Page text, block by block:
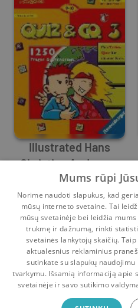
Illustrated Hans
Christian Andersen
Hans Christian Andersen
0 0
1
Pradinis Krepšelis
Bookswap
Mums rūpi
Norime naudoti slapukus, kad
mūsų interneto svetaine. Tai
mūsų svetainėje bei leidžia
trukmę ir dažnumą, rinkti
svetainės lankytojų skaičių.
aktualesnius reklaminius
sutinkate su slapukų
tvarkymu. Išsamią informaciją apie
svetainėje ir savo sutikimo